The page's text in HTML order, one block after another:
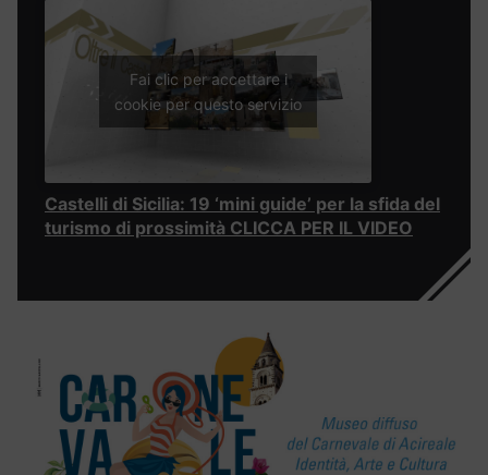
Fai clic per accettare i
cookie per questo servizio
Castelli di Sicilia: 19 ‘mini guide’ per la sfida del
turismo di prossimità CLICCA PER IL VIDEO